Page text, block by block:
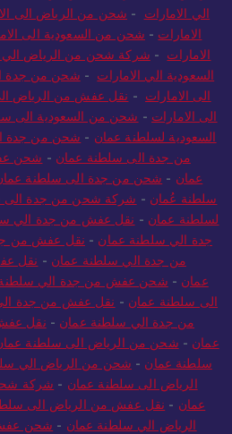
الي الامارات - شحن من الرياض الى
الامارات - شحن من السعودية الى
الامارات - شركة شحن من الرياض الي
السعودية الي الامارات - شحن من جدة
الى الامارات - نقل عفش من الرياض
الى الامارات - شحن من السعودية الى
السعودية لسلطنة عمان - شحن من جدة
من جدة الى سلطنة عمان - شحن
عمان - شحن من جدة الى سلطنة
سلطنة عُمان - شركة شحن من جدة الى
لسلطنة عمان - نقل عفش من جدة الي
جدة الي سلطنة عمان - نقل عفش من
من جدة الي سلطنة عمان - نقل
عمان - شحن عفش من جدة الي
الى سلطنة عمان - نقل عفش من جدة
من جدة الي سلطنة عمان - نقل
عمان - شحن من الرياض الى سلطنة
سلطنة عمان - شحن من الرياض الي
الرياض الى سلطنة عمان - شركة
عمان - نقل عفش من الرياض الى
الرياض الي سلطنة عمان - شحن